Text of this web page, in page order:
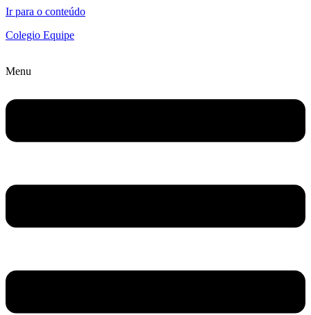
Ir para o conteúdo
Colegio Equipe
Menu